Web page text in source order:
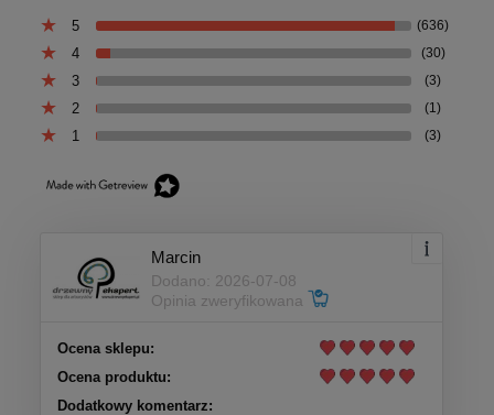
5 (636)
4 (30)
3 (3)
2 (1)
1 (3)
Marcin
Dodano: 2026-07-08
Opinia zweryfikowana
Ocena sklepu:
Ocena produktu:
Dodatkowy komentarz: